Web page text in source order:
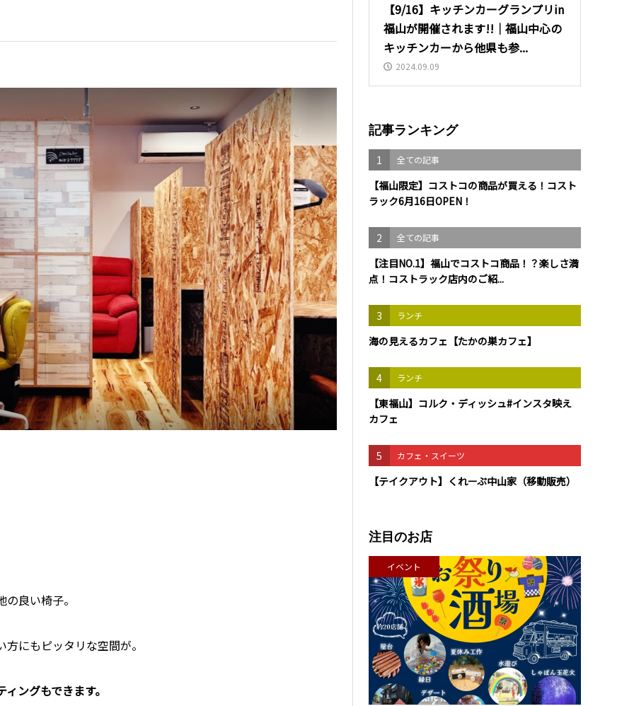
良い椅子。
にもピッタリな空間が。
ングもできます。
【9/16】キッチンカーグランプリin
福山が開催されます!!｜福山中心の
キッチンカーから他県も参...
2024.09.09
記事ランキング
1 全ての記事
【福山限定】コストコの商品が買える！コスト
ラック6月16日OPEN！
2 全ての記事
【注目NO.1】福山でコストコ商品！？楽しさ満
点！コストラック店内のご紹...
3 ランチ
海の見えるカフェ【たかの巣カフェ】
4 ランチ
【東福山】コルク・ディッシュ#インスタ映え
カフェ
5 カフェ・スイーツ
【テイクアウト】くれーぷ中山家（移動販売）
注目のお店
イベント